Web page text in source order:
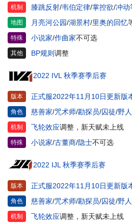
机制 膝跳反射/韦伯定律/掌控欲/冲动
地图 月亮河公园/湖景村/里奥的回忆
特殊 小说家/作曲家不可选
其他 BP规则调整
2022 IVL 秋季赛季后赛
版本 正式服2022年11月10日更新版
角色 慈善家/咒术师/勘探员/囚徒/野人
机制 飞轮效应调整，新天赋未上线
特殊 小说家/古董商/隐士不可选
2022 IJL 秋季赛季后赛
版本 正式服2022年11月10日更新版
角色 慈善家/咒术师/勘探员/囚徒/野人
机制 飞轮效应调整，新天赋未上线